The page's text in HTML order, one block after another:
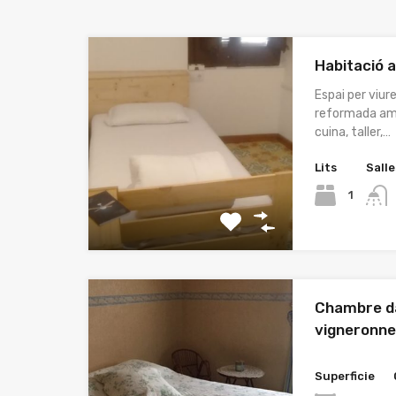
Habitació
Espai per
reformada
cuina, taller,…
Lits
1
Chambre
vigneronne
Superficie